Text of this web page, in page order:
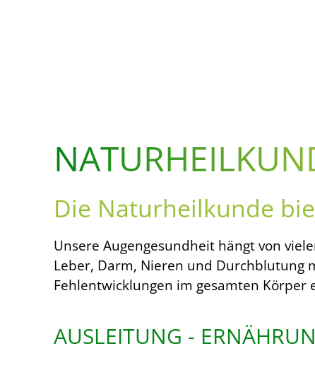
Die Naturheilkunde
Unsere Augengesundheit hängt von
Leber, Darm, Nieren und Durchblutung
Fehlentwicklungen im gesamten Körper
AUSLEITUNG -